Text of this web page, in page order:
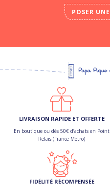
POSER
LIVRAISON RAPIDE ET OFFERTE
En boutique ou dès 50€ d’achats en Point
Relais (France Métro)
FIDÉLITÉ RÉCOMPENSÉE